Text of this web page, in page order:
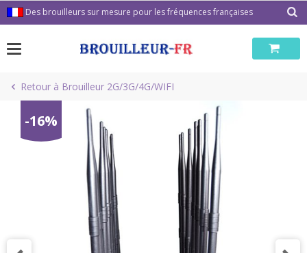
Passer
au
Des brouilleurs sur mesure pour les fréquences françaises
Retour à Brouilleur 2G/3G/4G/WIFI
-16%